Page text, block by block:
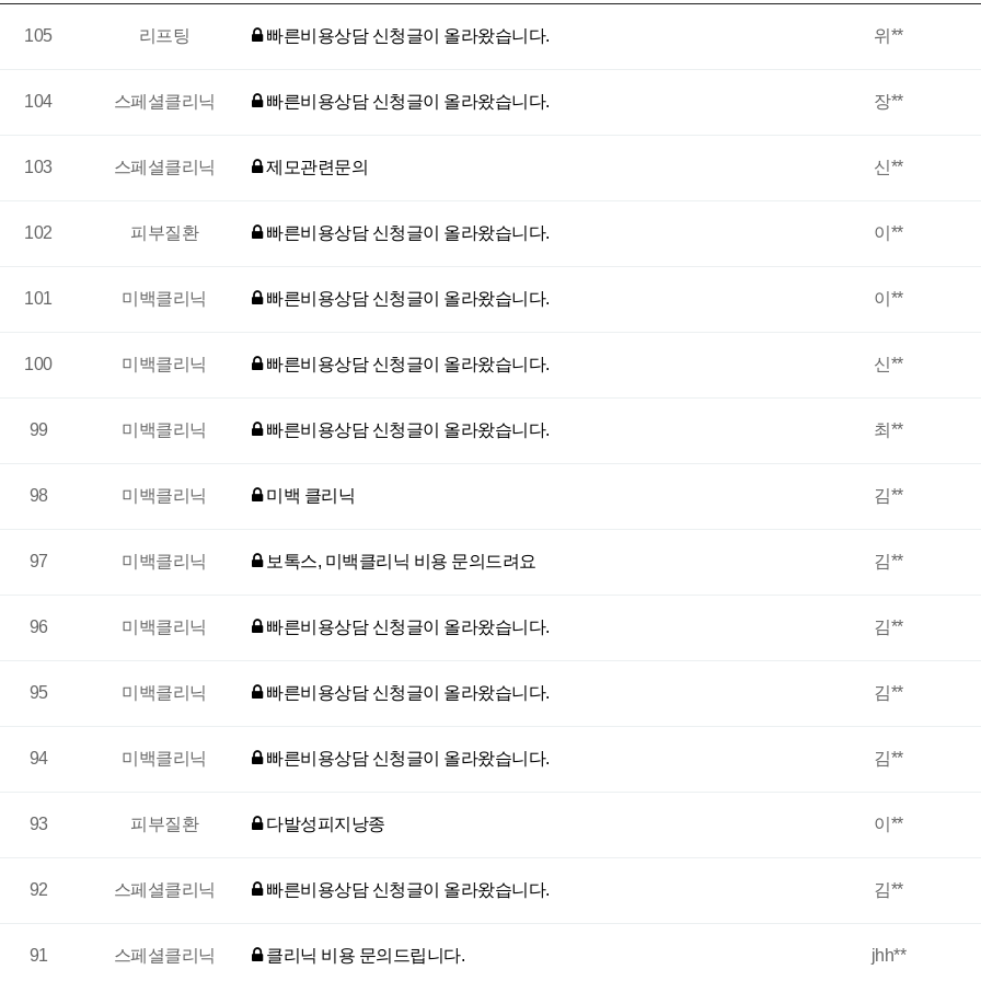
105 리프팅 빠른비용상담 신청글이 올라왔습니다. 위**
104 스페셜클리닉 빠른비용상담 신청글이 올라왔습니다. 장**
103 스페셜클리닉 제모관련문의 신**
102 피부질환 빠른비용상담 신청글이 올라왔습니다. 이**
101 미백클리닉 빠른비용상담 신청글이 올라왔습니다. 이**
100 미백클리닉 빠른비용상담 신청글이 올라왔습니다. 신**
99 미백클리닉 빠른비용상담 신청글이 올라왔습니다. 최**
98 미백클리닉 미백 클리닉 김**
97 미백클리닉 보톡스, 미백클리닉 비용 문의드려요 김**
96 미백클리닉 빠른비용상담 신청글이 올라왔습니다. 김**
95 미백클리닉 빠른비용상담 신청글이 올라왔습니다. 김**
94 미백클리닉 빠른비용상담 신청글이 올라왔습니다. 김**
93 피부질환 다발성피지낭종 이**
92 스페셜클리닉 빠른비용상담 신청글이 올라왔습니다. 김**
91 스페셜클리닉 클리닉 비용 문의드립니다. jhh**